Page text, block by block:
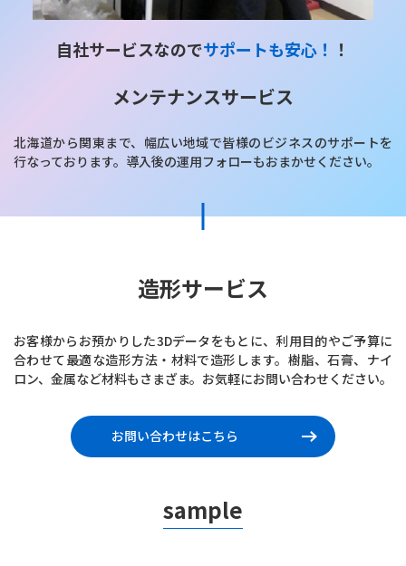
自社サービスなのでサポートも安心！ ！
メンテナンスサービス
北海道から関東まで、幅広い地域で皆様のビジネスのサポートを
行なっております。導入後の運用フォローもおまかせください。
造形サービス
お客様からお預かりした3Dデータをもとに、利用目的やご予算に
合わせて最適な造形方法・材料で造形します。樹脂、石膏、ナイ
ロン、金属など材料もさまざま。お気軽にお問い合わせください。
お問い合わせはこちら
sample